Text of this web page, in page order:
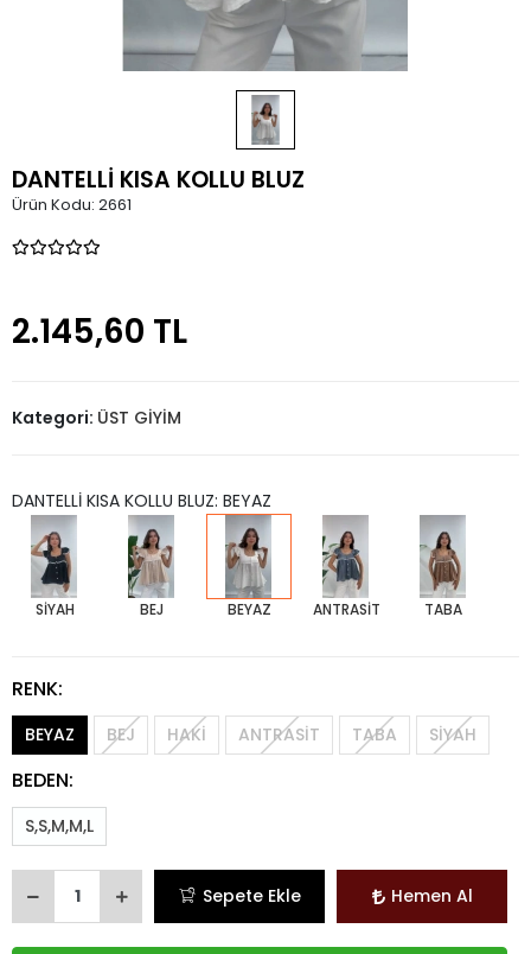
DANTELLİ KISA KOLLU BLUZ
Ürün Kodu: 2661
2.145,60 TL
Kategori: ÜST GİYİM
DANTELLİ KISA KOLLU BLUZ: BEYAZ
SİYAH BEJ BEYAZ ANTRASİT TABA
RENK:
BEYAZ BEJ HAKİ ANTRASİT TABA SİYAH
BEDEN:
S,S,M,M,L
Sepete Ekle Hemen Al